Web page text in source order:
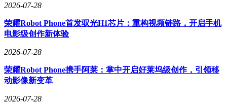
2026-07-28
荣耀Robot Phone首发驭光H1芯片：重构视频链路，开启手机
电影级创作新体验
2026-07-28
荣耀Robot Phone携手阿莱：掌中开启好莱坞级创作，引领移
动影像新变革
2026-07-28